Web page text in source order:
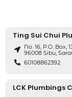
Ting Sui Chui
No. 16, P.O.
96008 Sibu,
60108862392
LCK Plumbings